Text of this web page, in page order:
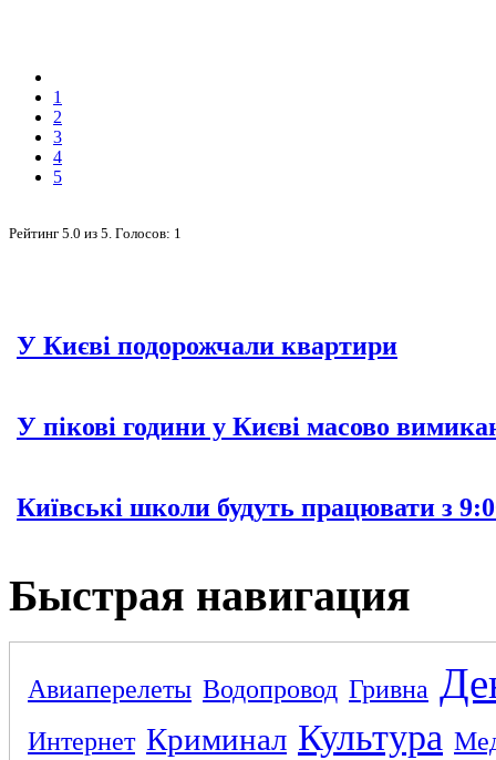
1
2
3
4
5
Рейтинг 5.0 из 5 . Голосов: 1
У Києві подорожчали квартири
У пікові години у Києві масово
Київські школи будуть працювати з
Быстрая навигация
Авиаперелеты Водопровод Гривна
Интернет Криминал Культура